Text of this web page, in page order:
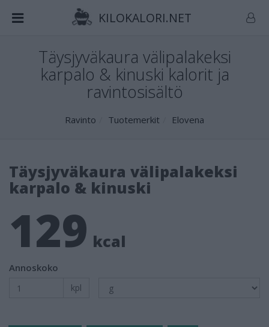
KILOKALORI.NET
Täysjyväkaura välipalakeksi
karpalo & kinuski kalorit ja
ravintosisältö
Ravinto Tuotemerkit Elovena
Täysjyväkaura välipalakeksi
karpalo & kinuski
129 kcal
Annoskoko
kpl